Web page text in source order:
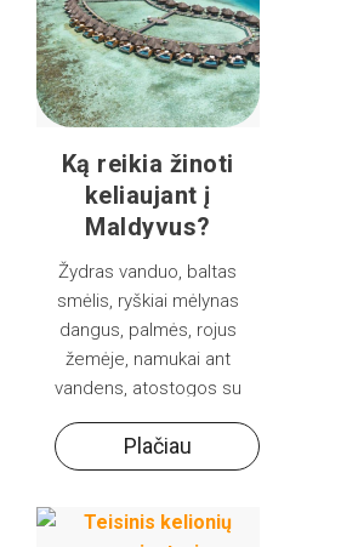
Ką reikia žinoti
keliaujant į
Maldyvus?
Žydras vanduo, baltas
smėlis, ryškiai mėlynas
dangus, palmės, rojus
žemėje, namukai ant
vandens, atostogos su
mylimu žmogumi. Tokie
apibūdinimai labai tinka
Maldyvams.
Plačiau